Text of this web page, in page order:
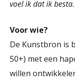
voel ik dat ik
Voor wie?
De Kunstbron is
50+) met een
willen